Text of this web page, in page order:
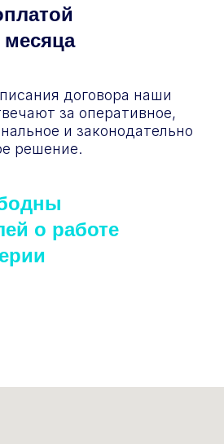
месяца
договора наши
за оперативное,
и законодательно
решение.
о работе